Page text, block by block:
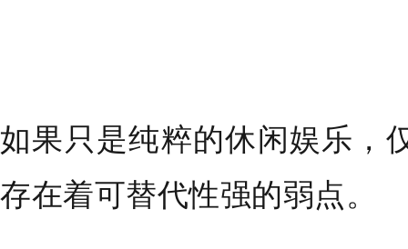
如果只是纯粹的休闲娱乐，
存在着可替代性强的弱点。